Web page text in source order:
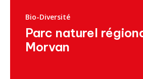
Bio-Diversité
Parc naturel
Morvan